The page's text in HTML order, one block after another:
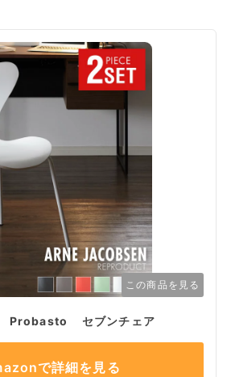
この商品を見る
Probasto セブンチェア
で詳細を見る